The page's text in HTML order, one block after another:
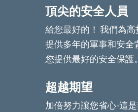
頂尖的安全人員
給您最好的！ 我們為
提供多年的軍事和安全
您提供最好的安全保護。
超越期望
加倍努力讓您省心-這是